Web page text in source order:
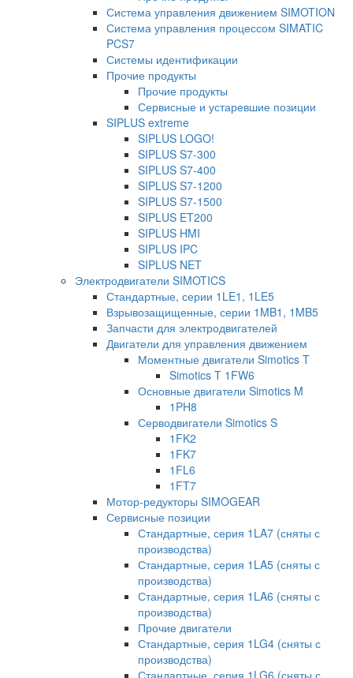
Система управления движением SIMOTION
Система управления процессом SIMATIC
PCS7
Системы идентификации
Прочие продукты
Прочие продукты
Сервисные и устаревшие позиции
SIPLUS extreme
SIPLUS LOGO!
SIPLUS S7-300
SIPLUS S7-400
SIPLUS S7-1200
SIPLUS S7-1500
SIPLUS ET200
SIPLUS HMI
SIPLUS IPC
SIPLUS NET
Электродвигатели SIMOTICS
Стандартные, серии 1LE1, 1LE5
Взрывозащищенные, серии 1MB1, 1MB5
Запчасти для электродвигателей
Двигатели для управления движением
Моментные двигатели Simotics T
Simotics T 1FW6
Основные двигатели Simotics M
1PH8
Серводвигатели Simotics S
1FK2
1FK7
1FL6
1FT7
Мотор-редукторы SIMOGEAR
Сервисные позиции
Стандартные, серия 1LA7 (сняты с
производства)
Стандартные, серия 1LA5 (сняты с
производства)
Стандартные, серия 1LA6 (сняты с
производства)
Прочие двигатели
Стандартные, серия 1LG4 (сняты с
производства)
Стандартные, серия 1LG6 (сняты с